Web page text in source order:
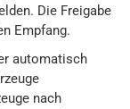
Die Freigabe
Empfang.
automatisch
nach